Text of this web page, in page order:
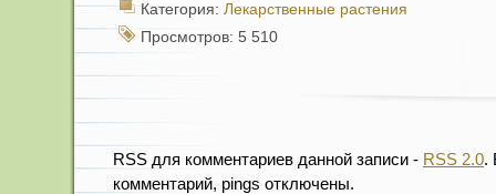
Категория: Лекарственные растения
Просмотров: 5 510
RSS для комментариев данной записи - RSS 2.0.
комментарий, pings отключены.